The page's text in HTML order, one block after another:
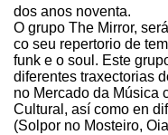
dos anos noventa.
O grupo The Mirror,
co seu repertorio de
funk e o soul. Este
diferentes traxectorias
no Mercado da Música
Cultural, así como en
(Solpor no Mosteiro,